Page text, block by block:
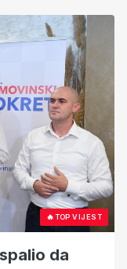
🔥TOP VIJEST
da